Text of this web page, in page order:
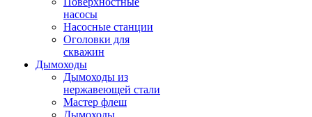
насосы
Насосные станции
Оголовки для
скважин
Дымоходы
Дымоходы из
нержавеющей стали
Мастер флеш
Дымоходы